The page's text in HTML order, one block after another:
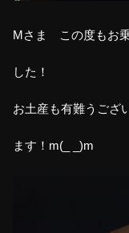
Mさま この度もお
した！
お土産も有難うござ
ます！m(_ _)m